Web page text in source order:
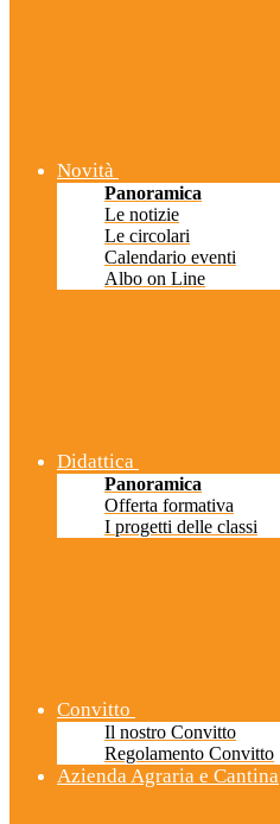
Novità
Panoramica
Le notizie
Le circolari
Calendario eventi
Albo on Line
Didattica
Panoramica
Offerta formativa
I progetti delle classi
Convitto
Il nostro Convitto
Regolamento Convitto
Azienda Agraria e Cantina